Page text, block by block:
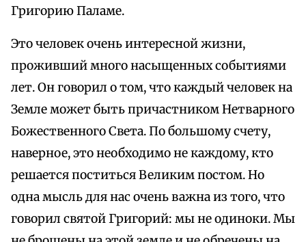
Григорию Паламе.
Это человек очень интересной жизни,
проживший много насыщенных событиями
лет. Он говорил о том, что каждый человек на
Земле может быть причастником Нетварного
Божественного Света. По большому счету,
наверное, это необходимо не каждому, кто
решается поститься Великим постом. Но
одна мысль для нас очень важна из того, что
говорил святой Григорий: мы не одиноки. Мы